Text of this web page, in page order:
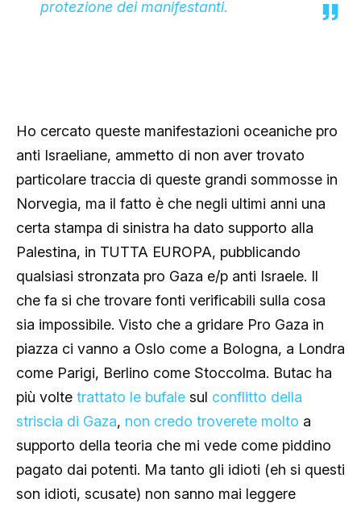
protezione dei manifestanti.
Ho cercato queste manifestazioni oceaniche pro
anti Israeliane, ammetto di non aver trovato
particolare traccia di queste grandi sommosse in
Norvegia, ma il fatto è che negli ultimi anni una
certa stampa di sinistra ha dato supporto alla
Palestina, in TUTTA EUROPA, pubblicando
qualsiasi stronzata pro Gaza e/p anti Israele. Il
che fa si che trovare fonti verificabili sulla cosa
sia impossibile. Visto che a gridare Pro Gaza in
piazza ci vanno a Oslo come a Bologna, a Londra
come Parigi, Berlino come Stoccolma. Butac ha
più volte trattato le bufale sul conflitto della
striscia di Gaza, non credo troverete molto a
supporto della teoria che mi vede come piddino
pagato dai potenti. Ma tanto gli idioti (eh si questi
son idioti, scusate) non sanno mai leggere